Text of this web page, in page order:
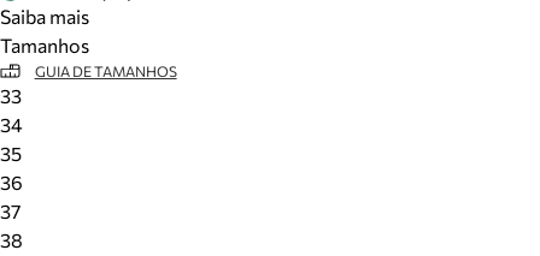
Meus pedidos
Acompanhe seus pedidos e solicite devoluções.
Saiba mais
Tamanhos
GUIA DE TAMANHOS
33
34
35
36
37
38